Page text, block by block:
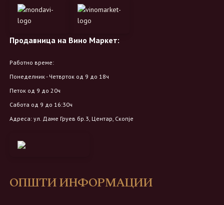
Продавница на Вино Маркет:
Работно време:
Понеделник - Четврток од 9 до 18ч
Петок од 9 до 20ч
Сабота од 9 до 16:30ч
Адреса: ул. Даме Груев бр.3, Центар, Скопје
ОПШТИ ИНФОРМАЦИИ